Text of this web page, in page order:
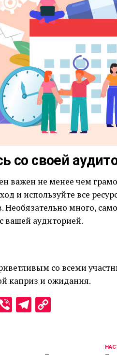
со своей
важен не менее чем
и используйте все
Необязательно много,
вашей аудиторией.
со всеми
каприз и ожидания.
ViberTelegram